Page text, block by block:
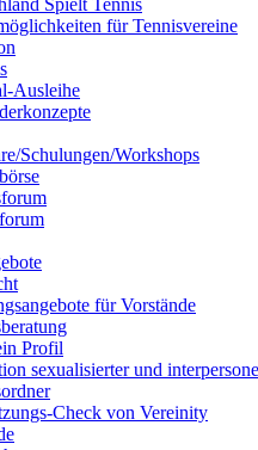
Spielt Tennis
für Tennisvereine
Ausleihe
Schulungen/Workshops
für Vorstände
Profil
sexualisierter und
Check von Vereinity